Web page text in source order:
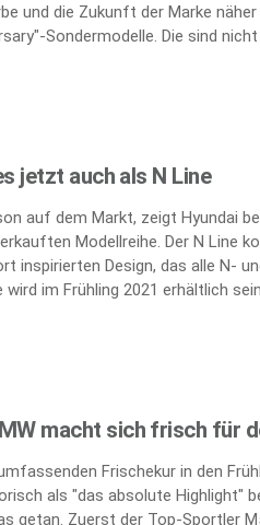
und die Zukunft der Marke
Sondermodelle. Die sind nicht
jetzt auch als N Line
auf dem Markt, zeigt Hyundai
Modellreihe. Der N Line
inspirierten Design, das alle N-
wird im Frühling 2021 erhältlich
macht sich frisch für
Frischekur in den
als "das absolute Highlight"
getan. Zuerst der Top-Sportler